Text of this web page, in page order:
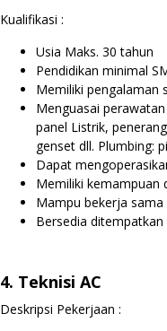
Kualifikasi :
Usia Maks. 30 tahun
Pendidikan minimal
Memiliki pengalaman
Menguasai
panel Listrik,
genset dll. Plumbing:
Dapat
Memiliki kemampuan
Mampu bekerja
Bersedia
4. Teknisi AC
Deskripsi Pekerjaan :